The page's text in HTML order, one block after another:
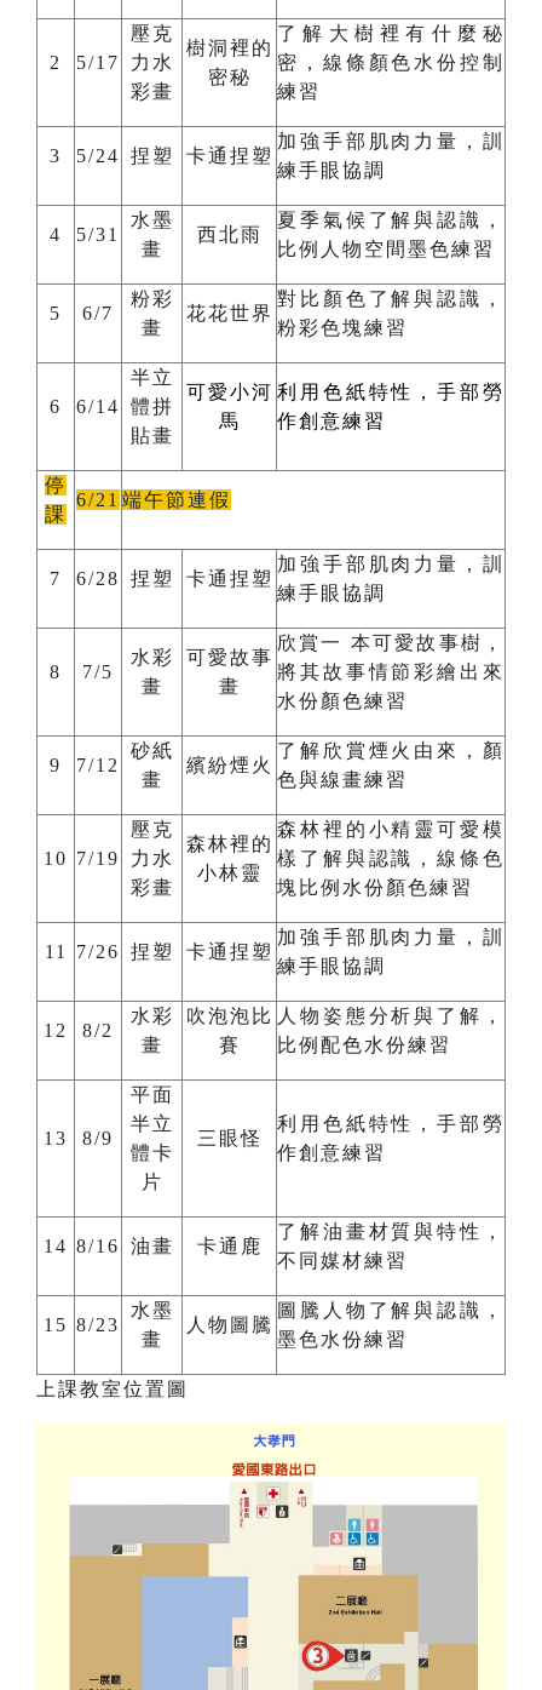
2 5/17
壓克
力水
彩畫
樹洞裡的
密秘
了解大樹裡有什麼秘
密，線條顏色水份控制
練習
3 5/24 捏塑 卡通捏塑
加強手部肌肉力量，訓
練手眼協調
4 5/31
水墨
畫
西北雨
夏季氣候了解與認識，
比例人物空間墨色練習
5 6/7
粉彩
畫
花花世界
對比顏色了解與認識，
粉彩色塊練習
6 6/14
半立
體拼
貼畫
可愛小河
馬
利用色紙特性，手部勞
作創意練習
停
課
6/21 端午節連假
7 6/28 捏塑 卡通捏塑
加強手部肌肉力量，訓
練手眼協調
8 7/5
水彩
畫
可愛故事
畫
欣賞一 本可愛故事樹，
將其故事情節彩繪出來
水份顏色練習
9 7/12
砂紙
畫
繽紛煙火
了解欣賞煙火由來，顏
色與線畫練習
10 7/19
壓克
力水
彩畫
森林裡的
小林靈
森林裡的小精靈可愛模
樣了解與認識，線條色
塊比例水份顏色練習
11 7/26 捏塑 卡通捏塑
加強手部肌肉力量，訓
練手眼協調
12 8/2
水彩
畫
吹泡泡比
賽
人物姿態分析與了解，
比例配色水份練習
13 8/9
平面
半立
體卡
片
三眼怪
利用色紙特性，手部勞
作創意練習
14 8/16 油畫 卡通鹿
了解油畫材質與特性，
不同媒材練習
15 8/23
水墨
畫
人物圖騰
圖騰人物了解與認識，
墨色水份練習
上課教室位置圖